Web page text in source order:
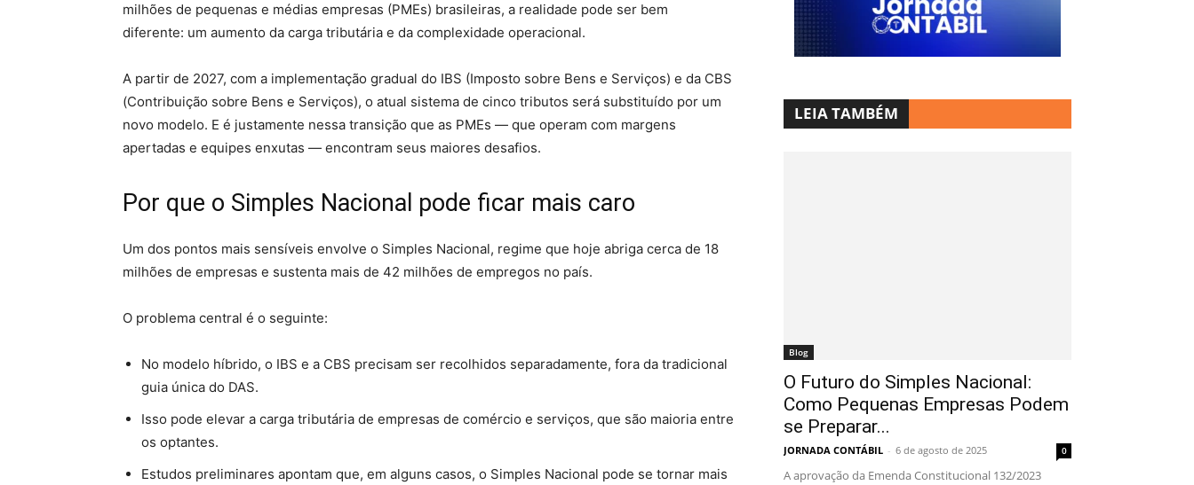
milhões de pequenas e médias empresas (PMEs) brasileiras, a realidade pode ser bem
diferente: um aumento da carga tributária e da complexidade operacional.
A partir de 2027, com a implementação gradual do IBS (Imposto sobre Bens e Serviços) e da CBS
(Contribuição sobre Bens e Serviços), o atual sistema de cinco tributos será substituído por um
novo modelo. E é justamente nessa transição que as PMEs — que operam com margens
apertadas e equipes enxutas — encontram seus maiores desafios.
Por que o Simples Nacional pode ficar mais caro
Um dos pontos mais sensíveis envolve o Simples Nacional, regime que hoje abriga cerca de 18
milhões de empresas e sustenta mais de 42 milhões de empregos no país.
O problema central é o seguinte:
No modelo híbrido, o IBS e a CBS precisam ser recolhidos separadamente, fora da tradicional
guia única do DAS.
Isso pode elevar a carga tributária de empresas de comércio e serviços, que são maioria entre
os optantes.
Estudos preliminares apontam que, em alguns casos, o Simples Nacional pode se tornar mais
LEIA TAMBÉM
Blog
O Futuro do Simples Nacional:
Como Pequenas Empresas Podem
se Preparar...
JORNADA CONTÁBIL - 6 de agosto de 2025 0
A aprovação da Emenda Constitucional 132/2023